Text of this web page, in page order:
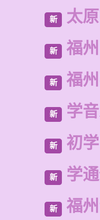
新 太
新 福
新 福
新 学
新 初
新 学
新 福